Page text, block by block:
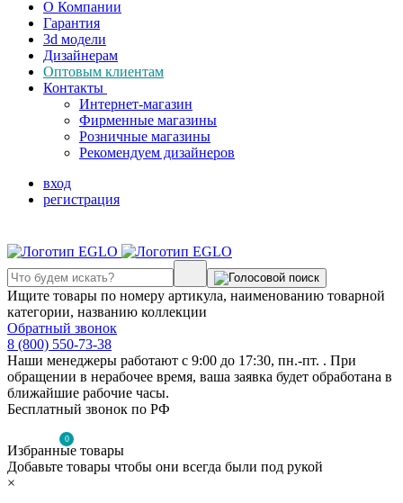
О Компании
Гарантия
3d модели
Дизайнерам
Оптовым клиентам
Контакты
Интернет-магазин
Фирменные магазины
Розничные магазины
Рекомендуем дизайнеров
вход
регистрация
Ищите товары по номеру артикула, наименованию товарной
категории, названию коллекции
Обратный звонок
8 (800) 550-73-38
Наши менеджеры работают с 9:00 до 17:30, пн.-пт. . При
обращении в нерабочее время, ваша заявка будет обработана в
ближайшие рабочие часы.
Бесплатный звонок по РФ
0
Избранные товары
Добавьте товары чтобы они всегда были под рукой
×